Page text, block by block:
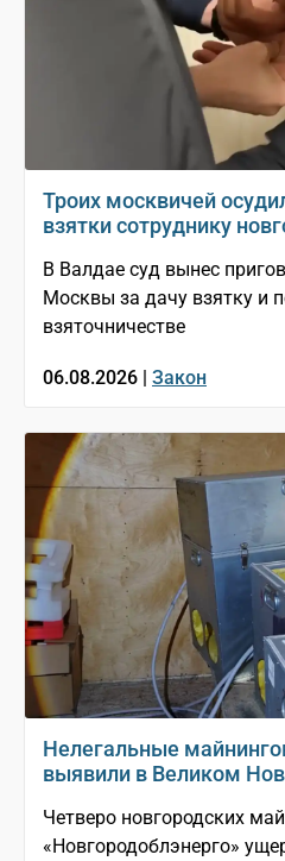
Троих москвичей
взятки сотруднику
В Валдае суд вынес
Москвы за дачу взятку и
взяточничестве
06.08.2026 | Закон
Нелегальные
выявили в Великом
Четверо новгородских
«Новгородоблэнерго»